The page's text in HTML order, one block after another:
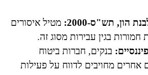
הון, תש"ס-2000:
מטיל איסורים
חמורות בגין עבירות מסוג זה.
בנקים, חברות ביטוח
אחרים מחויבים לדווח על פעילות